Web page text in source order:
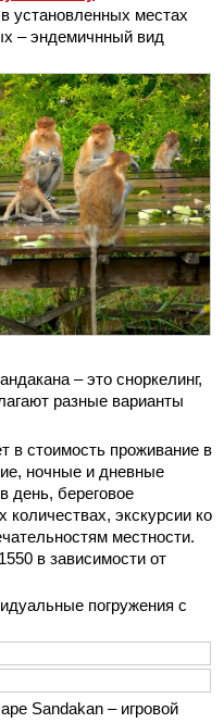
установленных местах
– эндемичнный вид
– это сноркелинг,
разные варианты
в стоимость проживание в
ночные и дневные
день, береговое
количествах, экскурсии ко
местности.
в зависимости от
погружения с
Sandakan – игровой